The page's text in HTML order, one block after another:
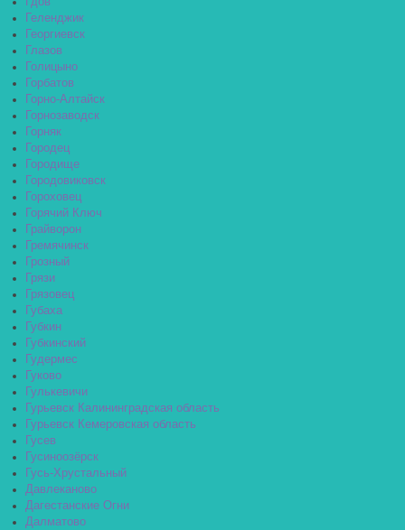
Геленджик
Георгиевск
Глазов
Голицыно
Горбатов
Горно-Алтайск
Горнозаводск
Горняк
Городец
Городище
Городовиковск
Гороховец
Горячий Ключ
Грайворон
Гремячинск
Грозный
Грязи
Грязовец
Губаха
Губкин
Губкинский
Гудермес
Гуково
Гулькевичи
Гурьевск Калининградская область
Гурьевск Кемеровская область
Гусев
Гусиноозёрск
Гусь-Хрустальный
Давлеканово
Дагестанские Огни
Далматово